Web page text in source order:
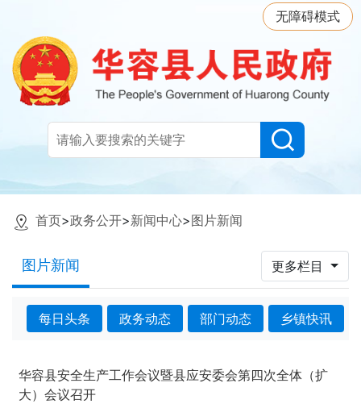
无障碍模式
首页>政务公开>新闻中心>图片新闻
图片新闻 更多栏目
每日头条 政务动态 部门动态 乡镇快讯
华容县安全生产工作会议暨县应安委会第四次全体（扩
大）会议召开